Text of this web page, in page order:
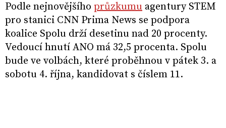
Podle nejnovějšího průzkumu agentury STEM
pro stanici CNN Prima News se podpora
koalice Spolu drží desetinu nad 20 procenty.
Vedoucí hnutí ANO má 32,5 procenta. Spolu
bude ve volbách, které proběhnou v pátek 3. a
sobotu 4. října, kandidovat s číslem 11.